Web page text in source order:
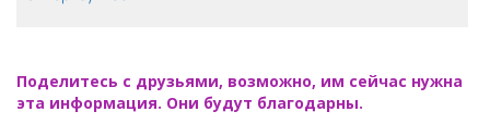
Поделитесь с друзьями, возможно, им сейчас нужна
эта информация. Они будут благодарны.